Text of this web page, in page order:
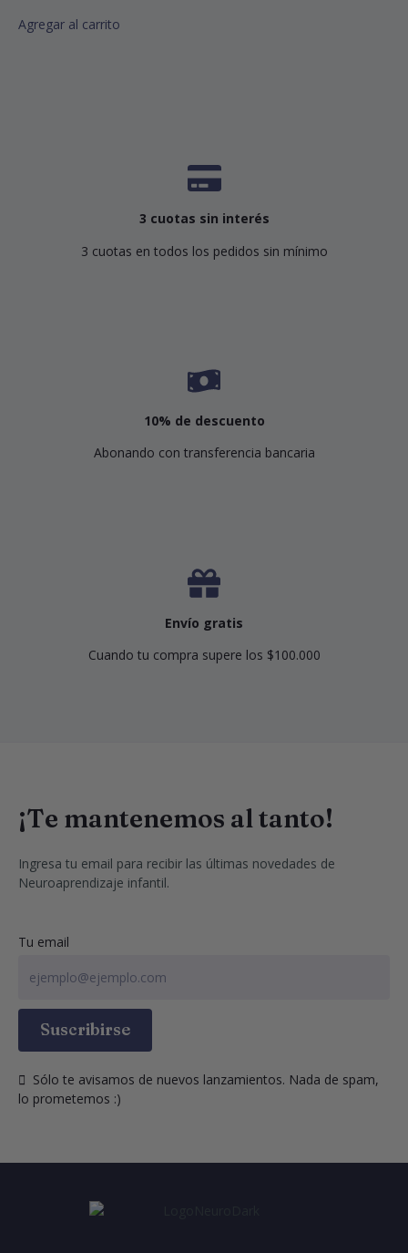
Agregar al carrito
3 cuotas sin interés
3 cuotas en todos los pedidos sin mínimo
10% de descuento
Abonando con transferencia bancaria
Envío gratis
Cuando tu compra supere los $100.000
¡Te mantenemos al tanto!
Ingresa tu email para recibir las últimas novedades de
Neuroaprendizaje infantil.
Tu email
Suscribirse
  Sólo te avisamos de nuevos lanzamientos. Nada de spam,
lo prometemos :)